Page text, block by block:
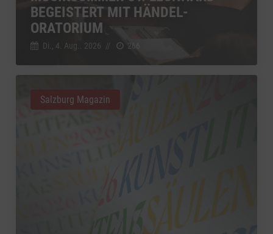
BEGEISTERT MIT HÄNDEL-
ORATORIUM
Di., 4. Aug.. 2026 // 266
Salzburg Magazin